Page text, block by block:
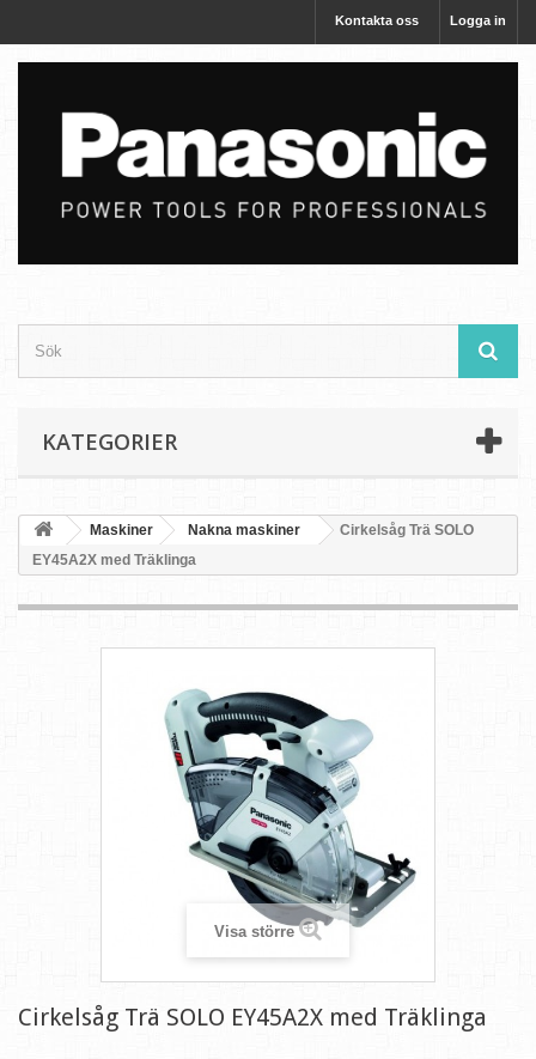
Logga in
Kontakta oss
KATEGORIER
Maskiner Nakna maskiner
Cirkelsåg Trä SOLO
EY45A2X med Träklinga
Visa större
Cirkelsåg Trä SOLO EY45A2X med Träklinga